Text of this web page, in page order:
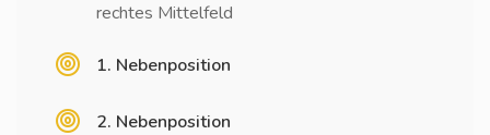
rechtes Mittelfeld
1. Nebenposition
2. Nebenposition